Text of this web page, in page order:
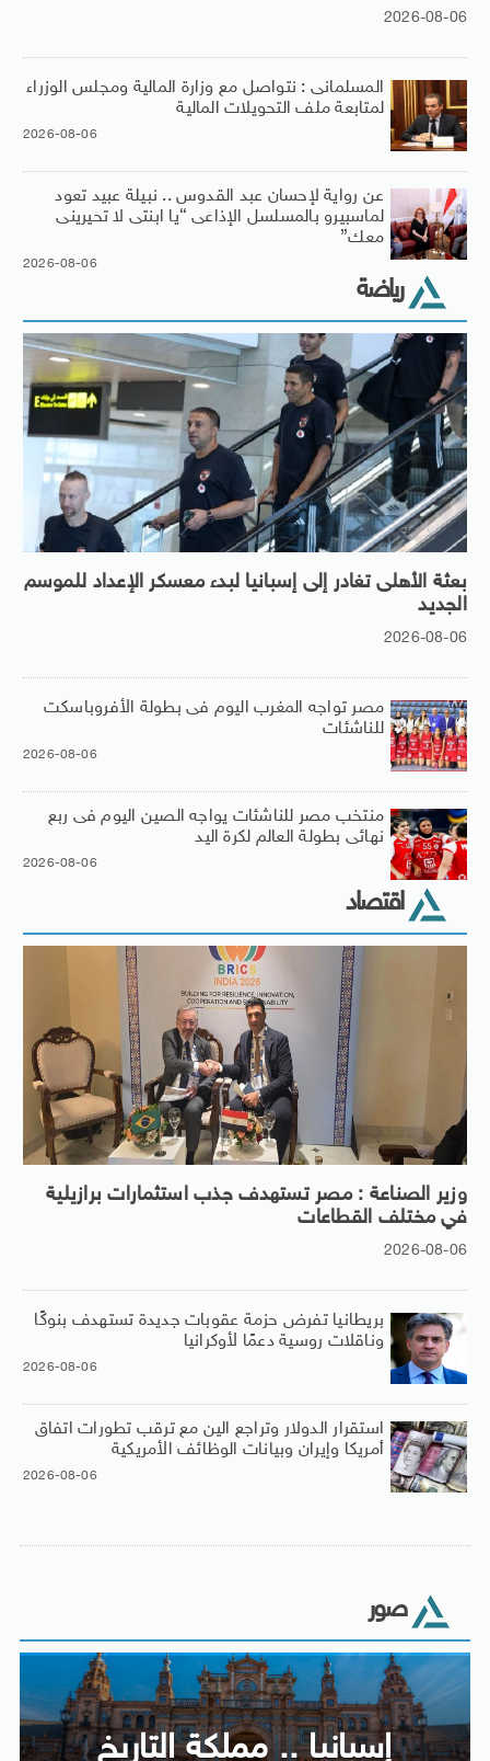
2026-08-06
المسلمانى : نتواصل مع وزارة المالية ومجلس الوزراء
لمتابعة ملف التحويلات المالية
2026-08-06
عن رواية لإحسان عبد القدوس .. نبيلة عبيد تعود
لماسبيرو بالمسلسل الإذاعى “يا ابنتى لا تحيرينى
معك”
2026-08-06
رياضة
بعثة الأهلى تغادر إلى إسبانيا لبدء معسكر الإعداد للموسم
الجديد
2026-08-06
مصر تواجه المغرب اليوم فى بطولة الأفروباسكت
للناشئات
2026-08-06
منتخب مصر للناشئات يواجه الصين اليوم فى ربع
نهائى بطولة العالم لكرة اليد
2026-08-06
اقتصاد
وزير الصناعة : مصر تستهدف جذب استثمارات برازيلية
في مختلف القطاعات
2026-08-06
بريطانيا تفرض حزمة عقوبات جديدة تستهدف بنوكًا
وناقلات روسية دعمًا لأوكرانيا
2026-08-06
استقرار الدولار وتراجع الين مع ترقب تطورات اتفاق
أمريكا وإيران وبيانات الوظائف الأمريكية
2026-08-06
صور
إسبانيا .. مملكة التاريخ